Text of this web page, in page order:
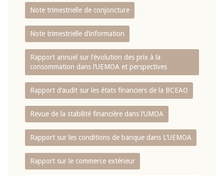
Note trimestrielle de conjoncture
Note trimestrielle d‘information
Rapport annuel sur l‘évolution des prix à la
consommation dans l‘UEMOA et perspectives
Rapport d‘audit sur les états financiers de la BCEAO
Revue de la stabilité financière dans l‘UMOA
Rapport sur les conditions de banque dans L‘UEMOA
Rapport sur le commerce extérieur